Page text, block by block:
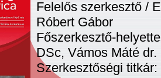
Felelős szerkesztő /
Róbert Gábor
Főszerkesztő-
DSc, Vámos Máté
Szerkesztőségi